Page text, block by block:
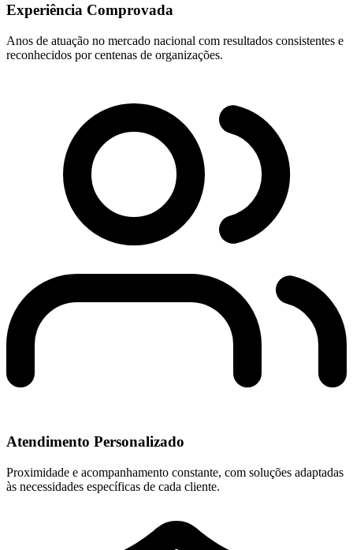
Experiência Comprovada
Anos de atuação no mercado nacional com resultados consistentes e
reconhecidos por centenas de organizações.
Atendimento Personalizado
Proximidade e acompanhamento constante, com soluções adaptadas
às necessidades específicas de cada cliente.